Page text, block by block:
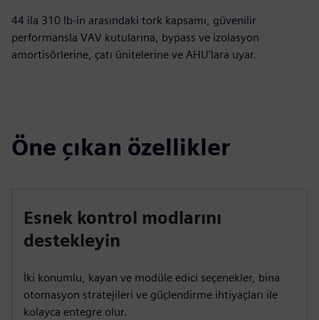
44 ila 310 lb‑in arasındaki tork kapsamı, güvenilir
performansla VAV kutularına, bypass ve izolasyon
amortisörlerine, çatı ünitelerine ve AHU'lara uyar.
Öne çıkan özellikler
Esnek kontrol modlarını
destekleyin
İki konumlu, kayan ve modüle edici seçenekler, bina
otomasyon stratejileri ve güçlendirme ihtiyaçları ile
kolayca entegre olur.